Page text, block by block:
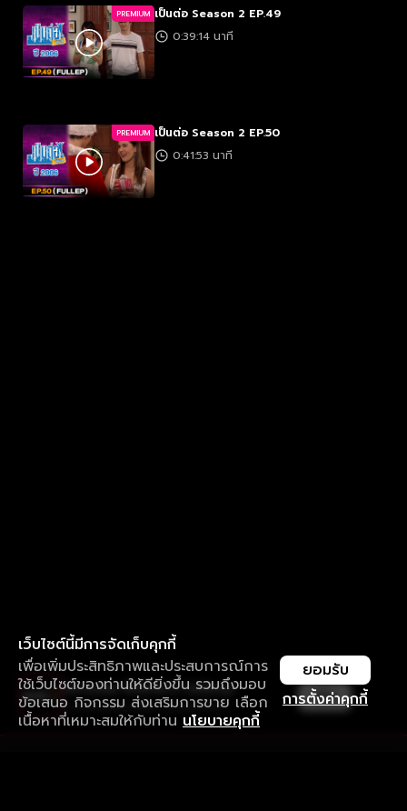
PREMIUM เป็นต่อ Season 2 EP.49
0:39:14 นาที
PREMIUM เป็นต่อ Season 2 EP.50
0:41:53 นาที
เว็บไซต์นี้มีการจัดเก็บคุกกี้
เพื่อเพิ่มประสิทธิภาพและประสบการณ์การ
ใช้เว็บไซต์ของท่านให้ดียิ่งขึ้น รวมถึงมอบ
ข้อเสนอ กิจกรรม ส่งเสริมการขาย เลือก
เนื้อหาที่เหมาะสมให้กับท่าน นโยบายคุกกี้
การตั้งค่าคุกกี้
ยอมรับ
ใช้งานแอป ลื่นไหลกว่า ไม่มีสะดุด
ดาวน์โหลดแอปเพื่อการรับชมที่ดีกว่า เปิด